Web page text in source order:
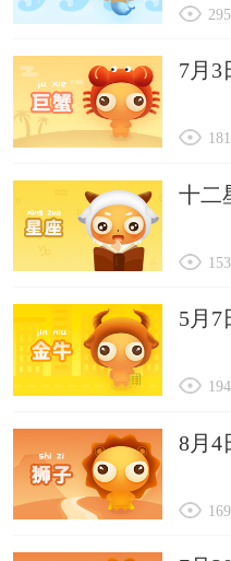
7月3
十二
5月7
8月4